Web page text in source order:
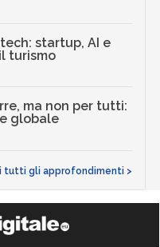
startup, AI e
turismo
ma non per tutti:
globale
tutti gli approfondimenti >